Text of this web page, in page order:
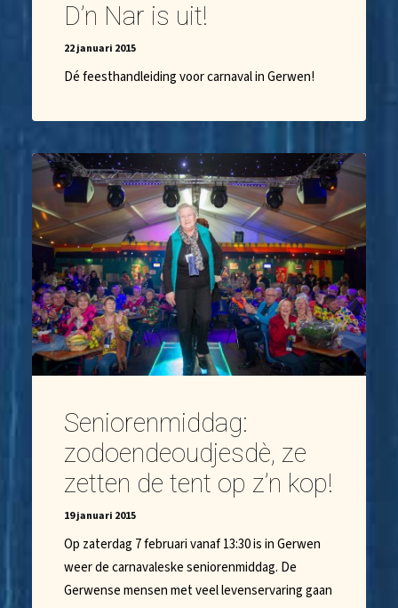
D’n Nar is uit!
22 januari 2015
Dé feesthandleiding voor carnaval in Gerwen!
Seniorenmiddag:
zodoendeoudjesdè, ze
zetten de tent op z’n kop!
19 januari 2015
Op zaterdag 7 februari vanaf 13:30 is in Gerwen
weer de carnavaleske seniorenmiddag. De
Gerwense mensen met veel levenservaring gaan